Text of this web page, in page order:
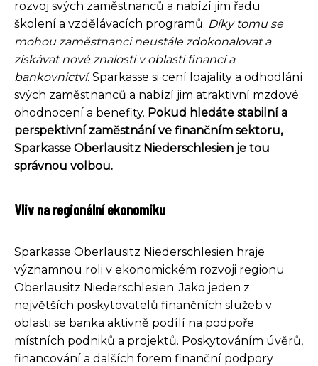
rozvoj svých zaměstnanců a nabízí jim řadu
školení a vzdělávacích programů. Díky tomu se
mohou zaměstnanci neustále zdokonalovat a
získávat nové znalosti v oblasti financí a
bankovnictví.Sparkasse si cení loajality a odhodlání
svých zaměstnanců a nabízí jim atraktivní mzdové
ohodnocení a benefity. Pokud hledáte stabilní a
perspektivní zaměstnání ve finančním sektoru,
Sparkasse Oberlausitz Niederschlesien je tou
správnou volbou.
Vliv na regionální ekonomiku
Sparkasse Oberlausitz Niederschlesien hraje
významnou roli v ekonomickém rozvoji regionu
Oberlausitz Niederschlesien. Jako jeden z
největších poskytovatelů finančních služeb v
oblasti se banka aktivně podílí na podpoře
místních podniků a projektů. Poskytováním úvěrů,
financování a dalších forem finanční podpory